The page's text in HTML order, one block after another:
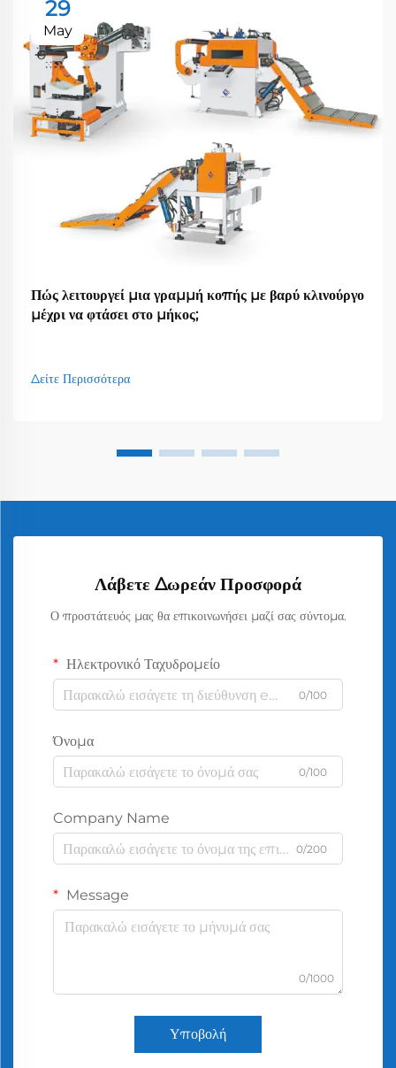
29
May
Πώς λειτουργεί μια γραμμή κοπής με βαρύ κλινούργο
μέχρι να φτάσει στο μήκος;
Δείτε Περισσότερα
Λάβετε Δωρεάν Προσφορά
Ο προστάτευός μας θα επικοινωνήσει μαζί σας σύντομα.
Ηλεκτρονικό Ταχυδρομείο
0/100
Όνομα
0/100
Company Name
0/200
Message
0/1000
Υποβολή